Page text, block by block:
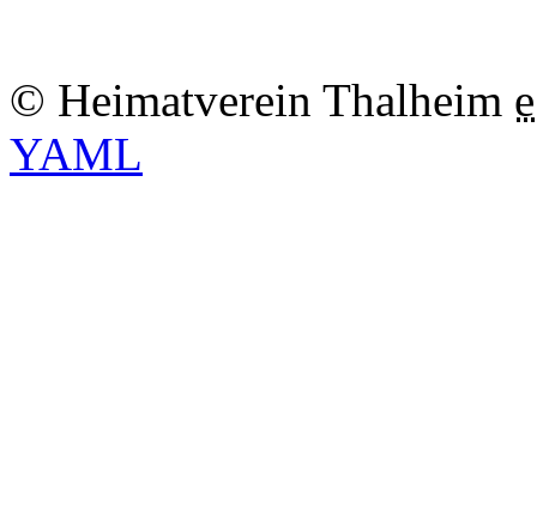
© Heimatverein Thalheim
YAML